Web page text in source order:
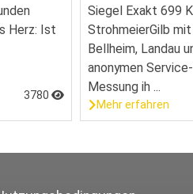
Herz: Ist
3780
Siegel Exakt 699
StrohmeierGilb
Bellheim, Landau
anonymen
Messung ih ...
Mehr erfahren